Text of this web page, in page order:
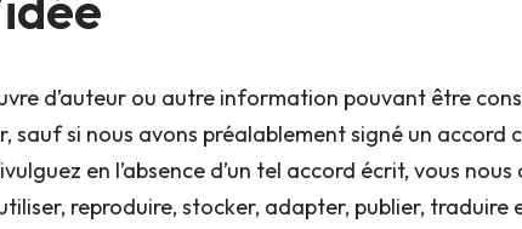
d’auteur ou autre information pouvant être
sauf si nous avons préalablement signé un
en l’absence d’un tel accord écrit, vous
reproduire, stocker, adapter, publier,